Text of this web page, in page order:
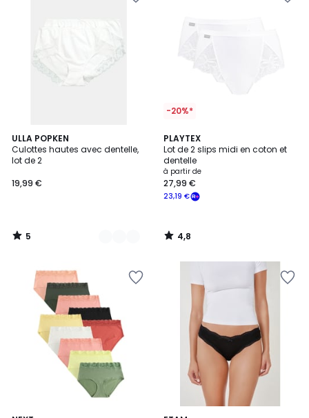
ULLA POPKEN
Culottes hautes avec dentelle,
lot de 2
19,99 €
5
/
5
2
Couleurs
5
/
-20%*
PLAYTEX
Lot de 2 slips midi en coton et
dentelle
à partir de
23,19 €
27,99 €
4,8
/ 5
4,8
/